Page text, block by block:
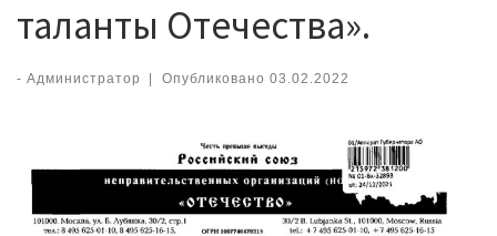
таланты Отечества».
- Администратор Опубликовано 03.02.2022